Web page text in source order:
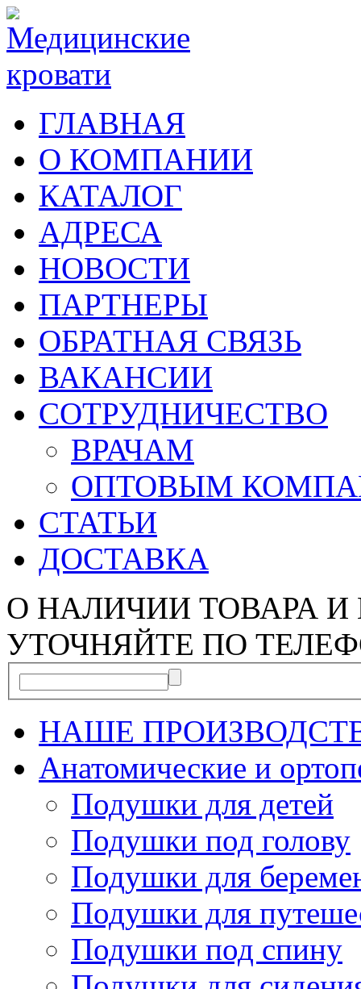
ГЛАВНАЯ
О КОМПАНИИ
КАТАЛОГ
АДРЕСА
НОВОСТИ
ПАРТНЕРЫ
ОБРАТНАЯ СВЯЗЬ
ВАКАНСИИ
СОТРУДНИЧЕСТВО
ВРАЧАМ
ОПТОВЫМ
СТАТЬИ
ДОСТАВКА
О НАЛИЧИИ ТОВАРА
УТОЧНЯЙТЕ ПО
НАШЕ
Анатомические и
Подушки для детей
Подушки под голову
Подушки для
Подушки для
Подушки под спину